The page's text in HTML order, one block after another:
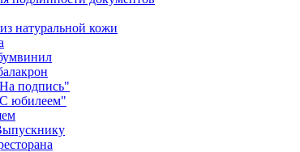
натуральной кожи
подпись"
юбилеем"